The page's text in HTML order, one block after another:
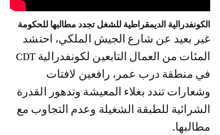
الكونفدرالية الديمقراطية للشغل تجدد مطالبها للحكومة
غير بعيد عن شارع الجيش الملكي، احتشد
المئات من العمال التابعين لكونفدرالية CDT
في منطقة درب عمر، رافعين لافتات
وشعارات تندد بغلاء المعيشة وتدهور القدرة
الشرائية للطبقة الشغيلة وعدم التجاوب مع
مطالبها.